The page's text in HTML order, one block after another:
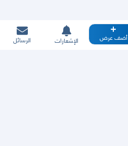
أضف عرض الإشعارات الرسائل